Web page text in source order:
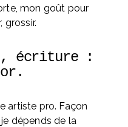
mon goût pour
grossir.
écriture :
artiste pro. Façon
dépends de la